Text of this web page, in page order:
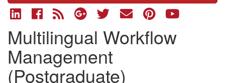
Multilingual Workflow
Management
(Postgraduate)